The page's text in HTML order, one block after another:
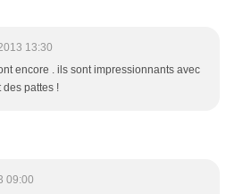
13:30
encore . ils sont impressionnants avec
des pattes !
09:00